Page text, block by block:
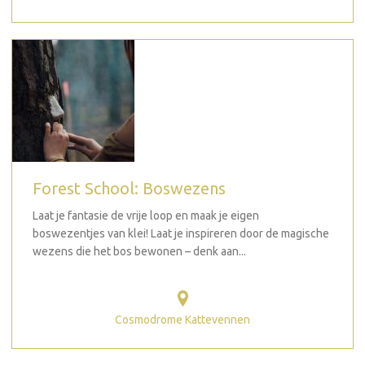
Forest School: Boswezens
Laat je fantasie de vrije loop en maak je eigen
boswezentjes van klei! Laat je inspireren door de magische
wezens die het bos bewonen – denk aan...
Cosmodrome Kattevennen